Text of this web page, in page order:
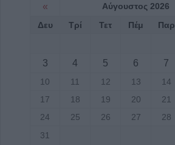
« Αύγουστος 2026
Δευ Τρί Τετ Πέμ Παρ
3
4 5 6 7
10
11 12 13 14
17
18 19 20 21
24
25 26 27 28
31